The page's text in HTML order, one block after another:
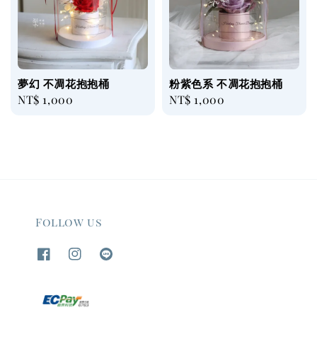
夢幻 不凋花抱抱桶
Regular
NT$ 1,000
粉紫色系 不凋花抱抱桶
Regular
NT$ 1,000
Follow us